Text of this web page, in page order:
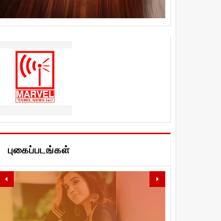
புகைப்படங்கள்